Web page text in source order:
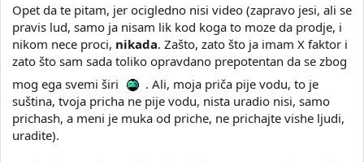
Opet da te pitam, jer ocigledno nisi video (zapravo jesi, ali se
pravis lud, samo ja nisam lik kod koga to moze da prodje, i
nikom nece proci, nikada. Zašto, zato što ja imam X faktor i
zato što sam sada toliko opravdano prepotentan da se zbog
mog ega svemi širi
. Ali, moja priča pije vodu, to je
suština, tvoja pricha ne pije vodu, nista uradio nisi, samo
prichash, a meni je muka od priche, ne prichajte vishe ljudi,
uradite).